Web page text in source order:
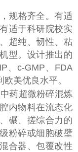
规格齐全。有适
适于科研院校实
超纯、韧性、粘
型。设计推出的
、 c-GMP 、 FDA
美优良水平。
药超微粉碎混炼
内物料在流态化
碾、搓综合力 的
粉碎或细胞破壁
合器、包覆改性